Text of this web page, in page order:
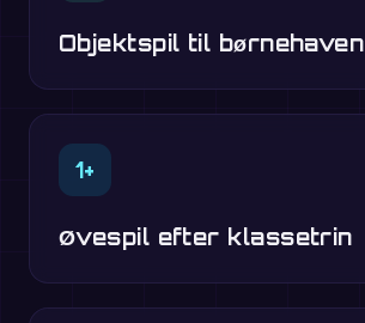
Objektspil til børnehaven
1+
Øvespil efter klassetrin